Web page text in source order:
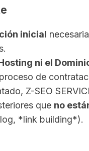
inicial
ni el
de
Z-SEO
que no
*link building*).